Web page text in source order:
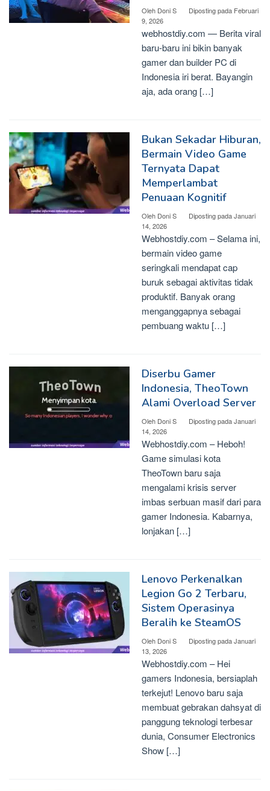
Oleh Doni S Diposting pada Februari
9, 2026
webhostdiy.com — Berita viral
baru-baru ini bikin banyak
gamer dan builder PC di
Indonesia iri berat. Bayangin
aja, ada orang […]
Bukan Sekadar Hiburan,
Bermain Video Game
Ternyata Dapat
Memperlambat
Penuaan Kognitif
Oleh Doni S Diposting padaJanuari
14, 2026
Webhostdiy.com – Selama ini,
bermain video game
seringkali mendapat cap
buruk sebagai aktivitas tidak
produktif. Banyak orang
menganggapnya sebagai
pembuang waktu […]
Diserbu Gamer
Indonesia, TheoTown
Alami Overload Server
Oleh Doni S Diposting padaJanuari
14, 2026
Webhostdiy.com – Heboh!
Game simulasi kota
TheoTown baru saja
mengalami krisis server
imbas serbuan masif dari para
gamer Indonesia. Kabarnya,
lonjakan […]
Lenovo Perkenalkan
Legion Go 2 Terbaru,
Sistem Operasinya
Beralih ke SteamOS
Oleh Doni S Diposting padaJanuari
13, 2026
Webhostdiy.com – Hei
gamers Indonesia, bersiaplah
terkejut! Lenovo baru saja
membuat gebrakan dahsyat di
panggung teknologi terbesar
dunia, Consumer Electronics
Show […]